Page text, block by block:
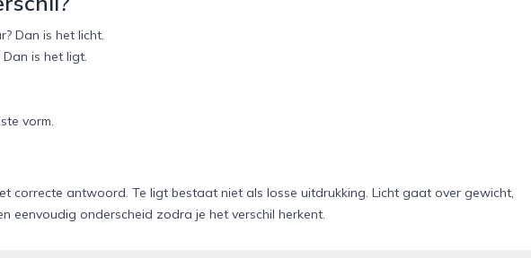
Dan is het licht.
is het ligt.
vorm.
correcte antwoord. Te ligt bestaat niet als losse uitdrukking. Licht gaat over gewicht,
eenvoudig onderscheid zodra je het verschil herkent.